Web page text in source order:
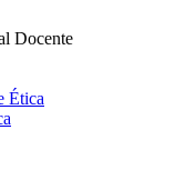
Docente
Ética